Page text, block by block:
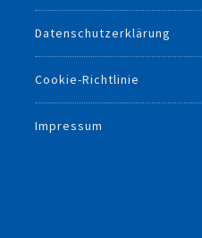
Datenschutzerklärung
Cookie-Richtlinie
Impressum